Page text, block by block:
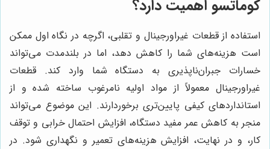
کوماتسو اهمیت دارد؟
استفاده از قطعات غیراورجینال و تقلبی، اگرچه در نگاه اول ممکن
است هزینه‌های شما را کاهش دهد، اما در بلندمدت می‌تواند
خسارات جبران‌ناپذیری به دستگاه شما وارد کند. قطعات
غیراورجینال معمولاً از مواد اولیه نامرغوب ساخته شده و از
استانداردهای کیفی پایین‌تری برخوردارند. این موضوع می‌تواند
منجر به کاهش عمر مفید دستگاه، افزایش احتمال خرابی و توقف
کار، و در نهایت، افزایش هزینه‌های تعمیر و نگهداری شود. در